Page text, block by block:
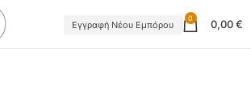
Εγγραφή Νέου Εμπόρου
0 0,00€